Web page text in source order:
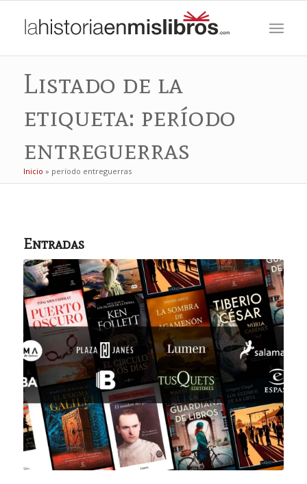
Listado de la
etiqueta: período
entreguerras
Inicio » período entreguerras
Entradas